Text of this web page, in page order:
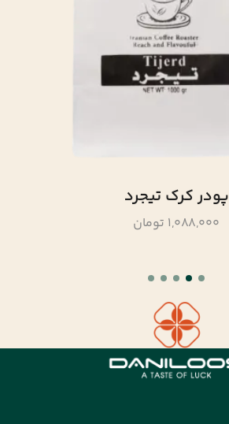
پودر کرک تیجرد
1,088,000 تومان